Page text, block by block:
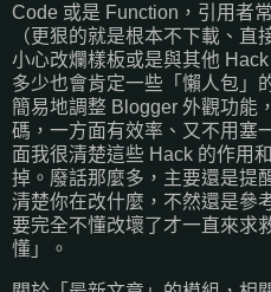
Code 或是 Function，引用者
（更狠的就是根本不下載、
小心改爛樣板或是與其他
多少也會肯定一些「懶人包」
簡易地調整 Blogger 外觀功能
碼，一方面有效率、又不用塞
面我很清楚這些 Hack 的作用
掉。廢話那麼多，主要還是提
清楚你在改什麼，不然還是參
要完全不懂改壞了才一直來求
懂」。